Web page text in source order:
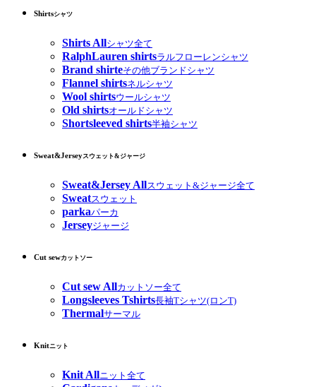
Shirtsシャツ
Shirts Allシャツ全て
RalphLauren shirtsラルフローレンシャツ
Brand shirteその他ブランドシャツ
Flannel shirtsネルシャツ
Wool shirtsウールシャツ
Old shirtsオールドシャツ
Shortsleeved shirts半袖シャツ
Sweat&Jerseyスウェット&ジャージ
Sweat&Jersey Allスウェット&ジャージ全て
Sweatスウェット
parkaパーカ
Jerseyジャージ
Cut sewカットソー
Cut sew Allカットソー全て
Longsleeves Tshirts長袖Tシャツ(ロンT)
Thermalサーマル
Knitニット
Knit Allニット全て